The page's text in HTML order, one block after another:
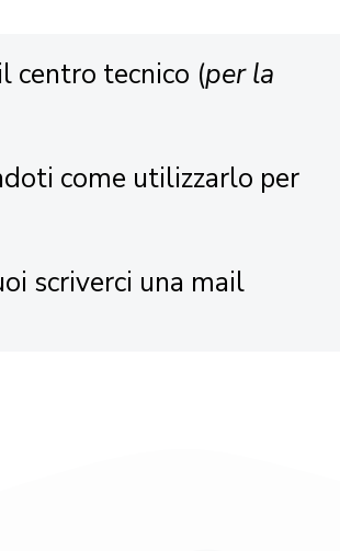
centro tecnico (per la
come utilizzarlo per
scriverci una mail